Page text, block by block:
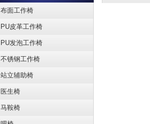
布面工作椅
PU皮革工作椅
PU发泡工作椅
不锈钢工作椅
站立辅助椅
医生椅
马鞍椅